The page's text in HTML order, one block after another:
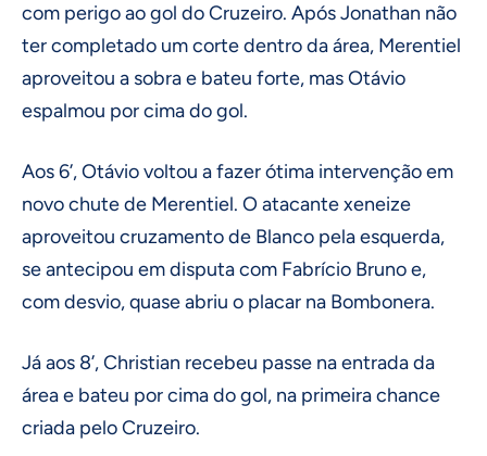
com perigo ao gol do Cruzeiro. Após Jonathan não
ter completado um corte dentro da área, Merentiel
aproveitou a sobra e bateu forte, mas Otávio
espalmou por cima do gol.
Aos 6’, Otávio voltou a fazer ótima intervenção em
novo chute de Merentiel. O atacante xeneize
aproveitou cruzamento de Blanco pela esquerda,
se antecipou em disputa com Fabrício Bruno e,
com desvio, quase abriu o placar na Bombonera.
Já aos 8’, Christian recebeu passe na entrada da
área e bateu por cima do gol, na primeira chance
criada pelo Cruzeiro.